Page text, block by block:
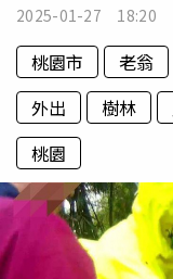
2025-01-27 18:20
桃園市 老翁
外出
樹林
桃園